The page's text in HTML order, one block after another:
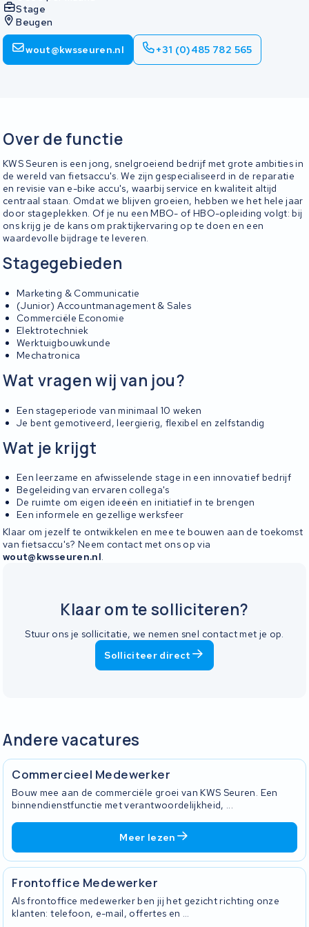
Stage
Beugen
wout@kwsseuren.nl +31 (0)485 782 565
Over de functie
KWS Seuren is een jong, snelgroeiend bedrijf met grote ambities in
de wereld van fietsaccu's. We zijn gespecialiseerd in de reparatie
en revisie van e-bike accu's, waarbij service en kwaliteit altijd
centraal staan. Omdat we blijven groeien, hebben we het hele jaar
door stageplekken. Of je nu een MBO- of HBO-opleiding volgt: bij
ons krijg je de kans om praktijkervaring op te doen en een
waardevolle bijdrage te leveren.
Stagegebieden
Marketing & Communicatie
(Junior) Accountmanagement & Sales
Commerciële Economie
Elektrotechniek
Werktuigbouwkunde
Mechatronica
Wat vragen wij van jou?
Een stageperiode van minimaal 10 weken
Je bent gemotiveerd, leergierig, flexibel en zelfstandig
Wat je krijgt
Een leerzame en afwisselende stage in een innovatief bedrijf
Begeleiding van ervaren collega's
De ruimte om eigen ideeën en initiatief in te brengen
Een informele en gezellige werksfeer
Klaar om jezelf te ontwikkelen en mee te bouwen aan de toekomst
van fietsaccu's? Neem contact met ons op via
wout@kwsseuren.nl.
Klaar om te solliciteren?
Stuur ons je sollicitatie, we nemen snel contact met je op.
Solliciteer direct
Andere vacatures
Commercieel Medewerker
Bouw mee aan de commerciële groei van KWS Seuren. Een
binnendienstfunctie met verantwoordelijkheid, ...
Meer lezen
Frontoffice Medewerker
Als frontoffice medewerker ben jij het gezicht richting onze
klanten: telefoon, e-mail, offertes en ...